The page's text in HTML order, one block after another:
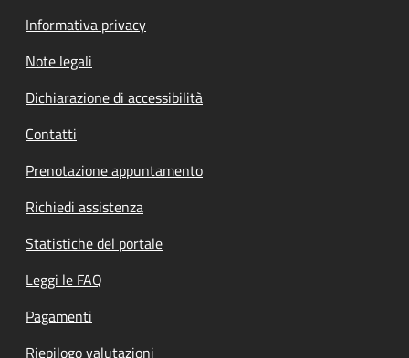
Informativa privacy
Note legali
Dichiarazione di accessibilità
Contatti
Prenotazione appuntamento
Richiedi assistenza
Statistiche del portale
Leggi le FAQ
Pagamenti
Riepilogo valutazioni